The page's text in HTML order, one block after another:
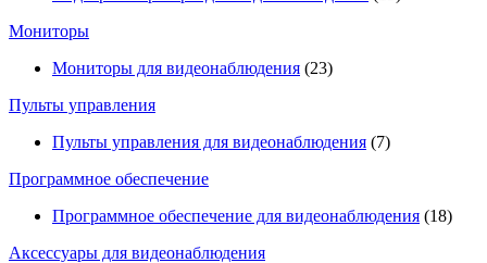
Мониторы
Мониторы для видеонаблюдения (23)
Пульты управления
Пульты управления для видеонаблюдения (7)
Программное обеспечение
Программное обеспечение для видеонаблюдения (18)
Аксессуары для видеонаблюдения